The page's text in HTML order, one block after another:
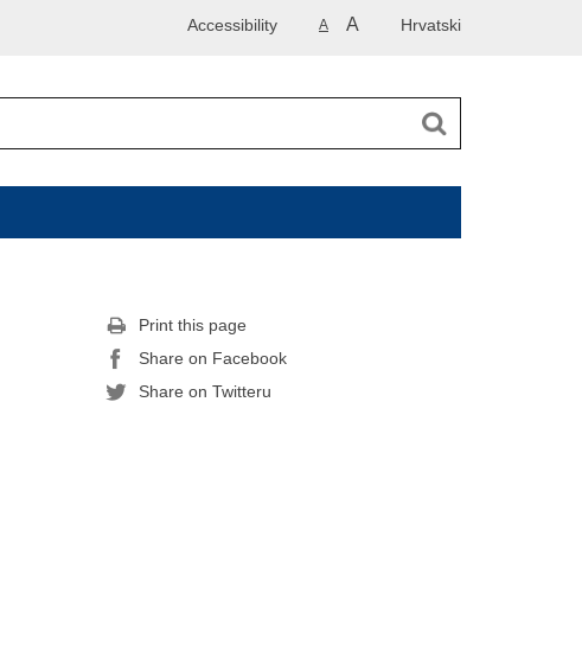
Hrvatski
A A
Accessibility
Print this page
Share on Facebook
Share on Twitteru